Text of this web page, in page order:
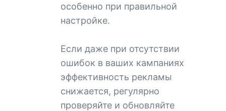
особенно при правильной
настройке.
Если даже при отсутствии
ошибок в ваших кампаниях
эффективность рекламы
снижается, регулярно
проверяйте и обновляйте